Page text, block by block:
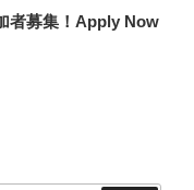
者募集！Apply Now